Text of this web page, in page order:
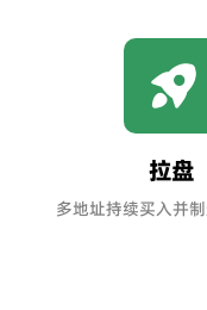
拉盘
多地址持续买入并